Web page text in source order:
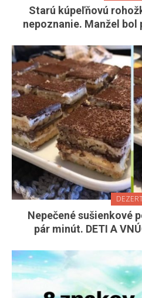
Starú kúpeľňovú
nepoznanie. Manžel bol
Nepečené sušienkové
pár minút. DETI A